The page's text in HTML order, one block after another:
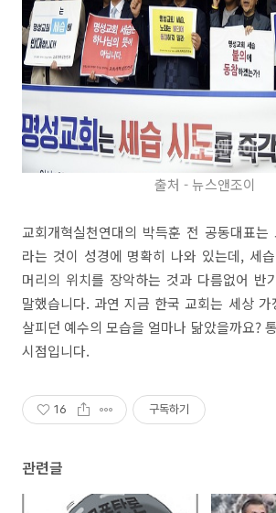
출처 - 뉴스앤조이
교회개혁실천연대의 박득훈 전 공동대표는
라는 것이 성경에 명확히 나와 있는데, 세
머리의 위치를 장악하는 것과 다름없어 반
말했습니다. 과연 지금 한국 교회는 세상
살피던 예수의 모습을 얼마나 닮았을까요?
시점입니다.
16 구독하기
관련글